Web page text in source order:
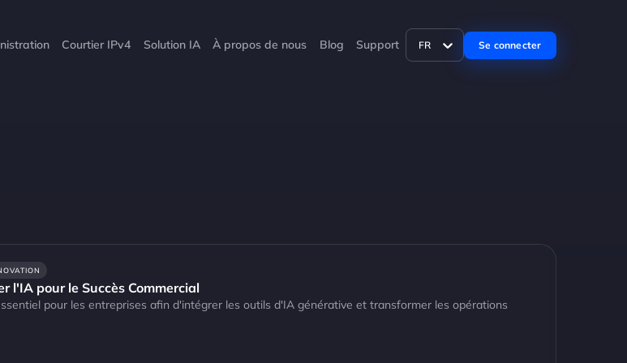
Courtier IPv4 Solution IA À propos de nous Blog Support FR Se connecter
l'IA pour le Succès Commercial
pour les entreprises afin d'intégrer les outils d'IA générative et transformer les opérations